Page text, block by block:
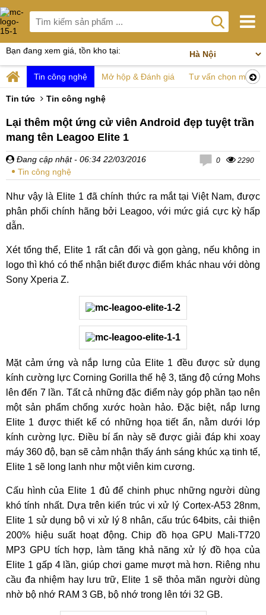
Bạn đang xem giá, tồn kho tại:
Tin công nghệ Mở hộp & Đánh giá Tư vấn chọn mua
Tin tức Tin công nghệ
Lại thêm một ứng cử viên Android đẹp tuyệt trần
mang tên Leagoo Elite 1
Đang cập nhật - 06:34 22/03/2016
Tin công nghệ
0 2290
Như vậy là Elite 1 đã chính thức ra mắt tại Việt Nam, được
phân phối chính hãng bởi Leagoo, với mức giá cực kỳ hấp
dẫn.
Xét tổng thể, Elite 1 rất cân đối và gọn gàng, nếu không in
logo thì khó có thể nhận biết được điểm khác nhau với dòng
Sony Xperia Z.
Mặt cảm ứng và nắp lưng của Elite 1 đều được sử dụng
kính cường lực Corning Gorilla thế hệ 3, tăng độ cứng Mohs
lên đến 7 lần. Tất cả những đặc điểm này góp phần tạo nên
một sản phẩm chống xước hoàn hảo. Đặc biệt, nắp lưng
Elite 1 được thiết kế có những họa tiết ẩn, nằm dưới lớp
kính cường lực. Điều bí ẩn này sẽ được giải đáp khi xoay
máy 360 độ, bạn sẽ cảm nhận thấy ánh sáng khúc xạ tinh tế,
Elite 1 sẽ long lanh như một viên kim cương.
Cấu hình của Elite 1 đủ để chinh phục những người dùng
khó tính nhất. Dựa trên kiến trúc vi xử lý Cortex-A53 28nm,
Elite 1 sử dụng bộ vi xử lý 8 nhân, cấu trúc 64bits, cải thiện
200% hiệu suất hoạt động. Chip đồ họa GPU Mali-T720
MP3 GPU tích hợp, làm tăng khả năng xử lý đồ họa của
Elite 1 gấp 4 lần, giúp chơi game mượt mà hơn. Riêng nhu
cầu đa nhiệm hay lưu trữ, Elite 1 sẽ thỏa mãn người dùng
nhờ bộ nhớ RAM 3 GB, bộ nhớ trong lên tới 32 GB.